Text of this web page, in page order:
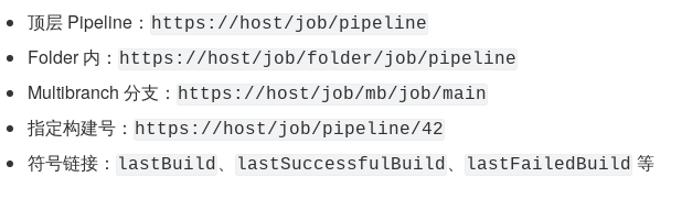
顶层 Pipeline： https://host/job/pipeline
Folder 内： https://host/job/folder/job/pipeline
Multibranch 分支： https://host/job/mb/job/main
指定构建号： https://host/job/pipeline/42
符号链接： lastBuild 、 lastSuccessfulBuild 、 lastFailedBuild 等